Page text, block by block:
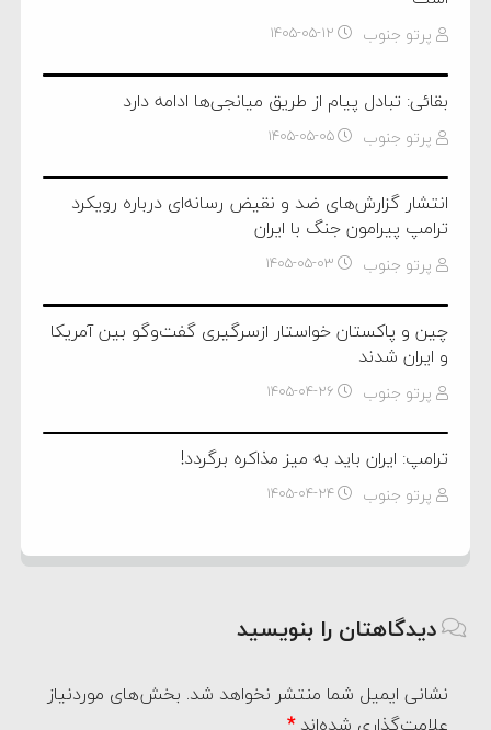
پرتو جنوب ۱۴۰۵-۰۵-۱۲
بقائی: تبادل پیام از طریق میانجی‌ها ادامه دارد
پرتو جنوب ۱۴۰۵-۰۵-۰۵
انتشار گزارش‌های ضد و نقیض رسانه‌ای درباره رویکرد
ترامپ پیرامون جنگ با ایران
پرتو جنوب ۱۴۰۵-۰۵-۰۳
چین و پاکستان خواستار ازسرگیری گفت‌و‌گو بین آمریکا
و ایران شدند
پرتو جنوب ۱۴۰۵-۰۴-۲۶
ترامپ: ایران باید به میز مذاکره برگردد!
پرتو جنوب ۱۴۰۵-۰۴-۲۴
دیدگاهتان را بنویسید
نشانی ایمیل شما منتشر نخواهد شد. بخش‌های موردنیاز